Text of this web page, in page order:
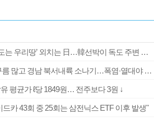
[속보] 여전히 ‘독도는 우리땅’ 외치는 日…韓선박이 독도 주변 해양조사 활동하자 반발
부산 울산 경남 구름 많고 경남 북서내륙 소나기…폭염·열대야 계속
평균가 ℓ당 1849원… 전주보다 3원 ↓
카 43회 중 25회는 삼전닉스 ETF 이후 발생"